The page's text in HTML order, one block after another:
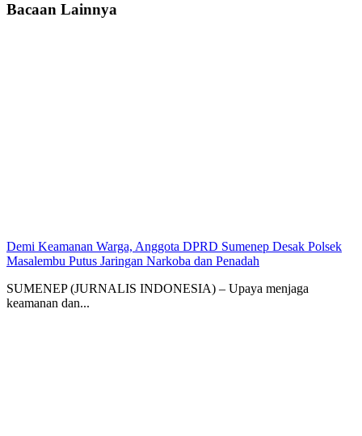
Bacaan Lainnya
Demi Keamanan Warga, Anggota DPRD Sumenep Desak Polsek
Masalembu Putus Jaringan Narkoba dan Penadah
SUMENEP (JURNALIS INDONESIA) – Upaya menjaga
keamanan dan...